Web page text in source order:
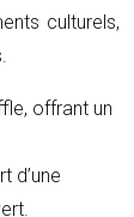
culturels,
offrant un
d’une